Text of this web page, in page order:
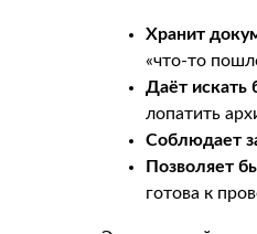
Хранит
«что-то
Даёт искать
лопатить
Соблюдает
Позволяет
готова к